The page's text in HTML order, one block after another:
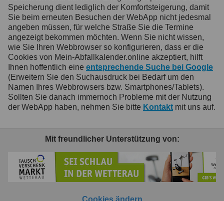
Speicherung dient lediglich der Komfortsteigerung, damit
Sie beim erneuten Besuchen der WebApp nicht jedesmal
angeben müssen, für welche Straße Sie die Termine
angezeigt bekommen möchten. Wenn Sie nicht wissen,
wie Sie Ihren Webbrowser so konfigurieren, dass er die
Cookies von Mein-Abfallkalender.online akzeptiert, hilft
Ihnen hoffentlich eine entsprechende Suche bei Google
(Erweitern Sie den Suchausdruck bei Bedarf um den
Namen Ihres Webbrowsers bzw. Smartphones/Tablets).
Sollten Sie danach immernoch Probleme mit der Nutzung
der WebApp haben, nehmen Sie bitte Kontakt mit uns auf.
Mit freundlicher Unterstützung von: